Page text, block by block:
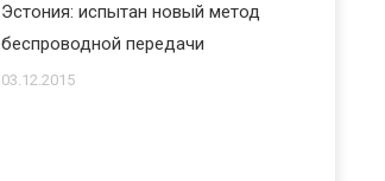
Эстония: испытан новый метод
беспроводной передачи
03.12.2015